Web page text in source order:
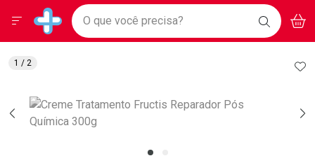
Drogarias Pacheco
Baixe nosso APP e aproveite Ofertas Exclusivas!
BAIXE
O APP
Ir direto para a home
pela página
Ir direto para o conteúdo
Ir direto para a busca
Ir direto para a conta
Ir direto para a notificações
Ir direto para o carrinho
Ir direto para o menu
Faça a sua busca
O que você precisa? BUSCAR
Menu
1 / 2